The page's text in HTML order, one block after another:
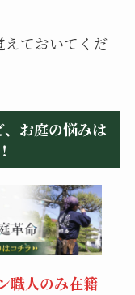
えておいてくだ
お庭の悩みは
職人のみ在籍